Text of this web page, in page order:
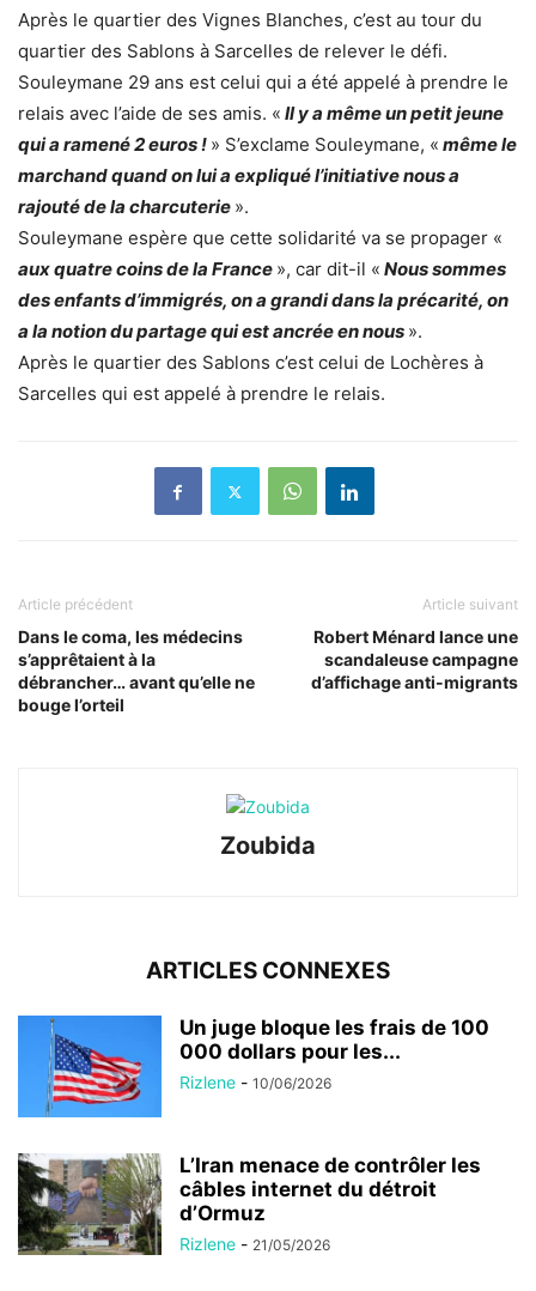
Après le quartier des Vignes Blanches, c’est au tour du
quartier des Sablons à Sarcelles de relever le défi.
Souleymane 29 ans est celui qui a été appelé à prendre le
relais avec l’aide de ses amis. « Il y a même un petit jeune
qui a ramené 2 euros ! » S’exclame Souleymane, « même le
marchand quand on lui a expliqué l’initiative nous a
rajouté de la charcuterie ».
Souleymane espère que cette solidarité va se propager «
aux quatre coins de la France », car dit-il « Nous sommes
des enfants d’immigrés, on a grandi dans la précarité, on
a la notion du partage qui est ancrée en nous ».
Après le quartier des Sablons c’est celui de Lochères à
Sarcelles qui est appelé à prendre le relais.
Article précédent
Dans le coma, les médecins
s’apprêtaient à la
débrancher… avant qu’elle ne
bouge l’orteil
Article suivant
Robert Ménard lance une
scandaleuse campagne
d’affichage anti-migrants
Zoubida
ARTICLES CONNEXES
Un juge bloque les frais de 100
000 dollars pour les...
Rizlene - 10/06/2026
L’Iran menace de contrôler les
câbles internet du détroit
d’Ormuz
Rizlene - 21/05/2026